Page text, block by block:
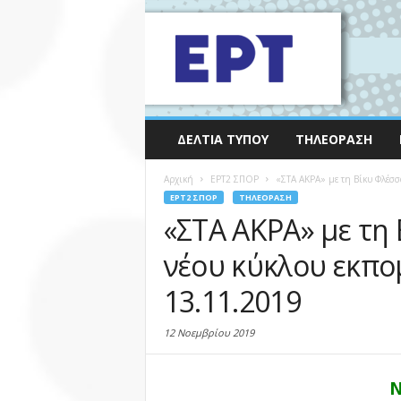
ΔΕΛΤΊΑ ΤΎΠΟΥ ΤΗΛΕΌΡΑΣΗ
Αρχική EΡΤ2 ΣΠΟΡ «ΣΤΑ ΑΚΡΑ» με τη Βίκυ
EΡΤ2 ΣΠΟΡ ΤΗΛΕΌΡΑΣΗ
«ΣΤΑ ΑΚΡΑ» με
νέου κύκλου
13.11.2019
12 Νοεμβρίου 2019